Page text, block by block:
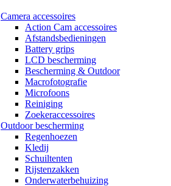
Camera accessoires
Action Cam accessoires
Afstandsbedieningen
Battery grips
LCD bescherming
Bescherming & Outdoor
Macrofotografie
Microfoons
Reiniging
Zoekeraccessoires
Outdoor bescherming
Regenhoezen
Kledij
Schuiltenten
Rijstenzakken
Onderwaterbehuizing